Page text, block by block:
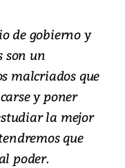
de gobierno y
son un
malcriados que
y poner
la mejor
que
poder.